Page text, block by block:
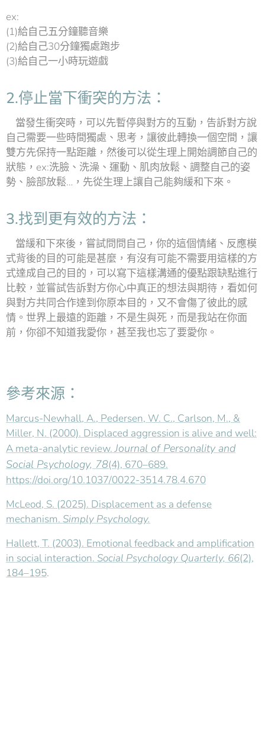
ex:
(1)給自己五分鐘聽音樂
(2)給自己30分鐘獨處跑步
(3)給自己一小時玩遊戲
2.停止當下衝突的方法：
當發生衝突時，可以先暫停與對方的互動，告訴對方說
自己需要一些時間獨處、思考，讓彼此轉換一個空間，讓
雙方先保持一點距離，然後可以從生理上開始調節自己的
狀態，ex:洗臉、洗澡、運動、肌肉放鬆、調整自己的姿
勢、臉部放鬆…，先從生理上讓自己能夠緩和下來。
3.找到更有效的方法：
當緩和下來後，嘗試問問自己，你的這個情緒、反應模
式背後的目的可能是甚麼，有沒有可能不需要用這樣的方
式達成自己的目的，可以寫下這樣溝通的優點跟缺點進行
比較，並嘗試告訴對方你心中真正的想法與期待，看如何
與對方共同合作達到你原本目的，又不會傷了彼此的感
情。世界上最遠的距離，不是生與死，而是我站在你面
前，你卻不知道我愛你，甚至我也忘了要愛你。
參考來源：
Marcus-Newhall, A., Pedersen, W. C., Carlson, M., &
Miller, N. (2000). Displaced aggression is alive and well:
A meta-analytic review.Journal of Personality and
Social Psychology, 78(4), 670–689.
https://doi.org/10.1037/0022-3514.78.4.670
McLeod, S. (2025). Displacement as a defense
mechanism. Simply Psychology.
Hallett, T. (2003). Emotional feedback and amplification
in social interaction. Social Psychology Quarterly, 66(2),
184–195.